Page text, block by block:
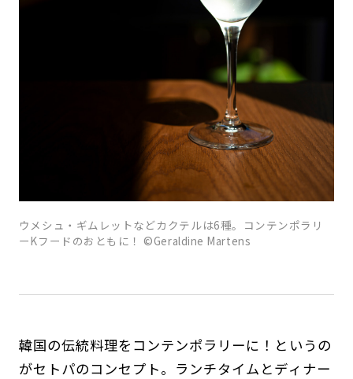
ウメシュ・ギムレットなどカクテルは6種。コンテンポラリ
ーKフードのおともに！ ©Geraldine Martens
韓国の伝統料理をコンテンポラリーに！というの
がセトパのコンセプト。ランチタイムとディナー